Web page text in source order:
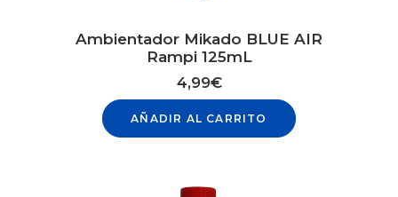
Ambientador Mikado BLUE AIR
Rampi 125mL
4,99€
AÑADIR AL CARRITO